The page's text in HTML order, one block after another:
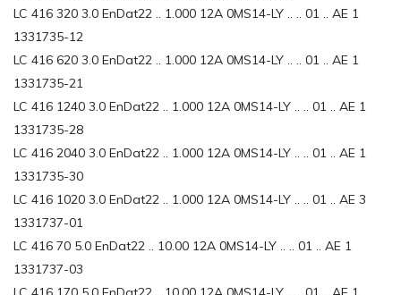
LC 416 320 3.0 EnDat22 .. 1.000 12A 0MS14-LY .. .. 01 .. AE 1
1331735-12
LC 416 620 3.0 EnDat22 .. 1.000 12A 0MS14-LY .. .. 01 .. AE 1
1331735-21
LC 416 1240 3.0 EnDat22 .. 1.000 12A 0MS14-LY .. .. 01 .. AE 1
1331735-28
LC 416 2040 3.0 EnDat22 .. 1.000 12A 0MS14-LY .. .. 01 .. AE 1
1331735-30
LC 416 1020 3.0 EnDat22 .. 1.000 12A 0MS14-LY .. .. 01 .. AE 3
1331737-01
LC 416 70 5.0 EnDat22 .. 10.00 12A 0MS14-LY .. .. 01 .. AE 1
1331737-03